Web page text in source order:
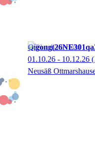
Qigong
01.10.26 - 10.12.26
Neusäß